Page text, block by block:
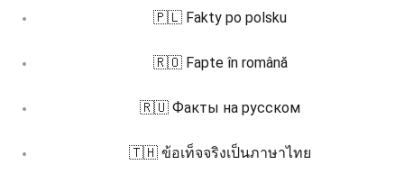
🇵🇱 Fakty po polsku
🇷🇴 Fapte în română
🇷🇺 Факты на русском
🇹🇭 ข้อเท็จจริงเป็นภาษาไทย